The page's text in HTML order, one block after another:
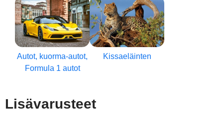
Autot, kuorma-autot,
Formula 1 autot
Kissaeläinten
Lisävarusteet